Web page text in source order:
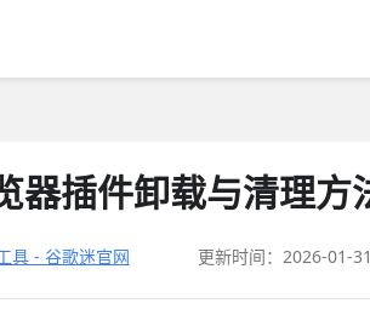
器插件卸载与清理方
具 - 谷歌迷官网 更新时间：2026-01-